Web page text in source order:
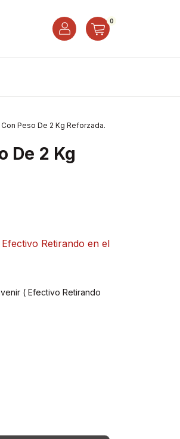
0
Peso De 2 Kg Reforzada.
De 2 Kg
Retirando en el
( Efectivo Retirando